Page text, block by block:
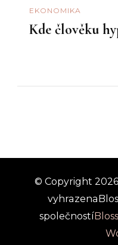
EKONOMIKA
Kde člověku
© Copyright 2026
vyhrazena
společností